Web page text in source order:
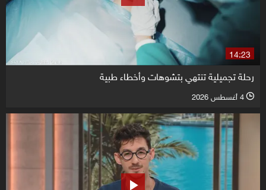
14:23
رحلة تجميلية تنتهي بتشوهات وأخطاء طبية
l 4 أغسطس 2026